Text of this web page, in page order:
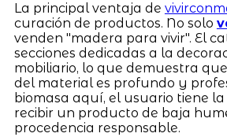
La principal ventaja de
curación de productos. No solo
venden "madera para vivir". El
secciones dedicadas a la
mobiliario, lo que demuestra
del material es profundo y
biomasa aquí, el usuario tiene
recibir un producto de baja
procedencia responsable.